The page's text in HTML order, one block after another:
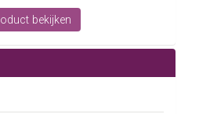
bekijken